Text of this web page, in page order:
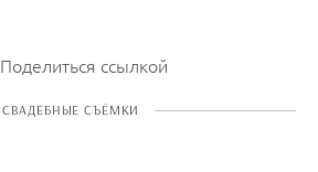
Поделиться ссылкой
СВАДЕБНЫЕ СЪЁМКИ